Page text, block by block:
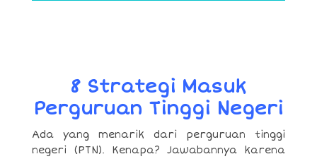
8 Strategi Masuk
Perguruan Tinggi Negeri
Ada yang menarik dari perguruan tinggi
negeri (PTN). Kenapa? Jawabannya karena